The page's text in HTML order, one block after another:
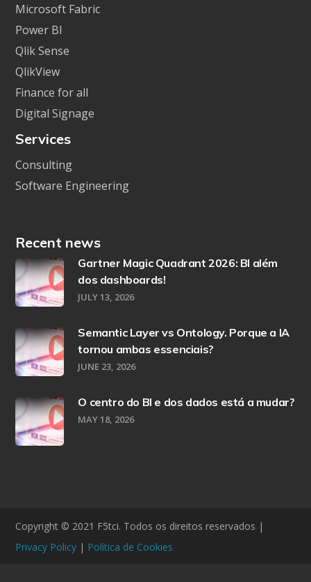
Microsoft Fabric
Power BI
Qlik Sense
QlikView
Finance for all
Digital Signage
Services
Consulting
Software Engineering
Recent news
Gartner Magic Quadrant 2026: BI além
dos dashboards!
JULY 13, 2026
Semantic Layer vs Ontology. Porque a IA
tornou ambas essenciais?
JUNE 23, 2026
O centro do BI e dos dados está a mudar?
MAY 18, 2026
Copyright © 2021 F5tci. Todos os direitos reservados |
Privacy Policy | Política de Cookies